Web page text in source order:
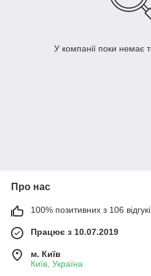
У компанії поки немає
Про нас
100% позитивних з 106
Працює з 10.07.2019
м. Київ
Київ, Україна